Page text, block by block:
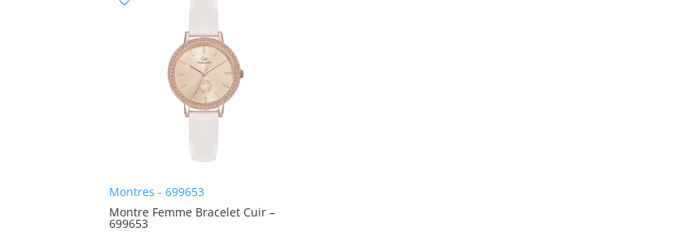
Montres - 699653
Montre Femme Bracelet Cuir –
699653